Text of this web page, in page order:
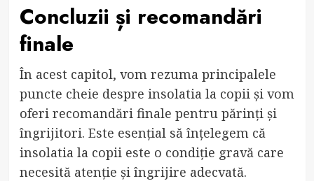
Concluzii și recomandări
finale
În acest capitol, vom rezuma principalele
puncte cheie despre insolatia la copii și vom
oferi recomandări finale pentru părinți și
îngrijitori. Este esențial să înțelegem că
insolatia la copii este o condiție gravă care
necesită atenție și îngrijire adecvată.